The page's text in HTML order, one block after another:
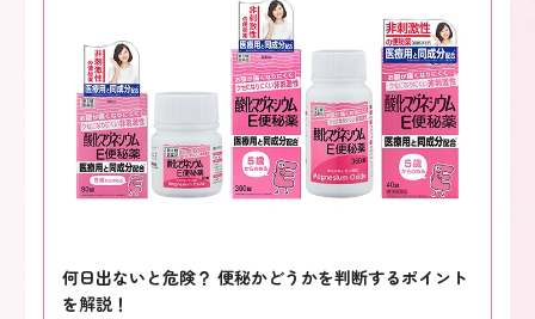
何日出ないと危険？ 便秘かどうかを判断するポイント
を解説！